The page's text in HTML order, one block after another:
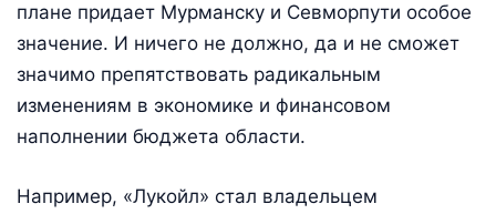
плане придает Мурманску и Севморпути особое
значение. И ничего не должно, да и не сможет
значимо препятствовать радикальным
изменениям в экономике и финансовом
наполнении бюджета области.
Например, «Лукойл» стал владельцем